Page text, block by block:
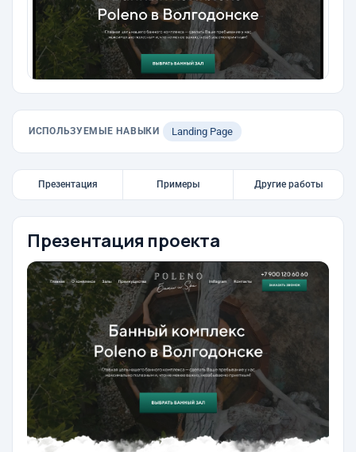
ИСПОЛЬЗУЕМЫЕ НАВЫКИ Landing Page
Презентация Примеры Другие работы
Презентация проекта